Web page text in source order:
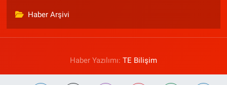
Haber Arşivi
Haber Yazılımı: TE Bilişim